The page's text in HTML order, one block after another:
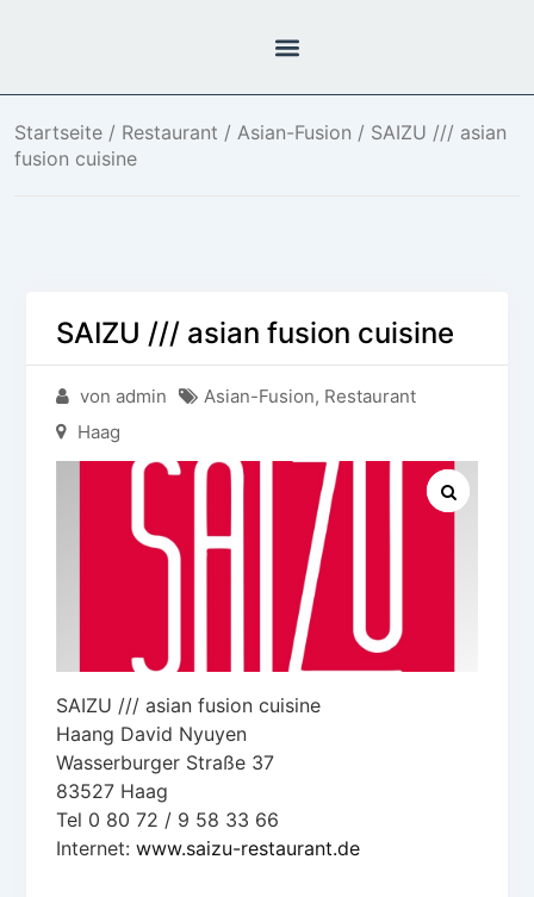
Startseite / Restaurant / Asian-Fusion / SAIZU /// asian
fusion cuisine
SAIZU /// asian fusion cuisine
von admin Asian-Fusion, Restaurant
Haag
SAIZU /// asian fusion cuisine
Haang David Nyuyen
Wasserburger Straße 37
83527 Haag
Tel 0 80 72 / 9 58 33 66
Internet: www.saizu-restaurant.de